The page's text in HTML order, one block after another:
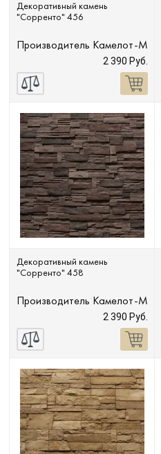
Декоративный камень
"Сорренто" 456
Производитель Камелот-М
2 390 Руб.
Декоративный камень
"Сорренто" 458
Производитель Камелот-М
2 390 Руб.